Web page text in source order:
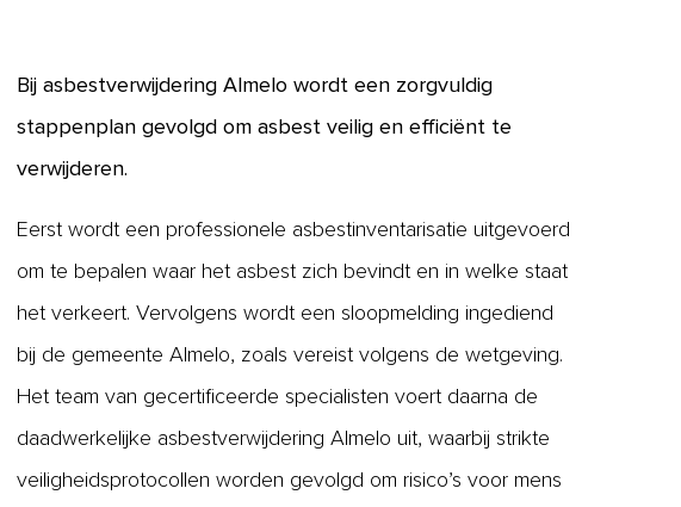
Bij asbestverwijdering Almelo wordt een zorgvuldig
stappenplan gevolgd om asbest veilig en efficiënt te
verwijderen.
Eerst wordt een professionele asbestinventarisatie uitgevoerd
om te bepalen waar het asbest zich bevindt en in welke staat
het verkeert. Vervolgens wordt een sloopmelding ingediend
bij de gemeente Almelo, zoals vereist volgens de wetgeving.
Het team van gecertificeerde specialisten voert daarna de
daadwerkelijke asbestverwijdering Almelo uit, waarbij strikte
veiligheidsprotocollen worden gevolgd om risico’s voor mens